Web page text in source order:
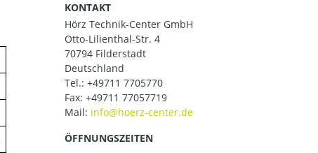
KONTAKT
Hörz Technik-Center GmbH
Otto-Lilienthal-Str. 4
70794 Filderstadt
Deutschland
Tel.: +49711 7705770
Fax: +49711 77057719
Mail:
ÖFFNUNGSZEITEN